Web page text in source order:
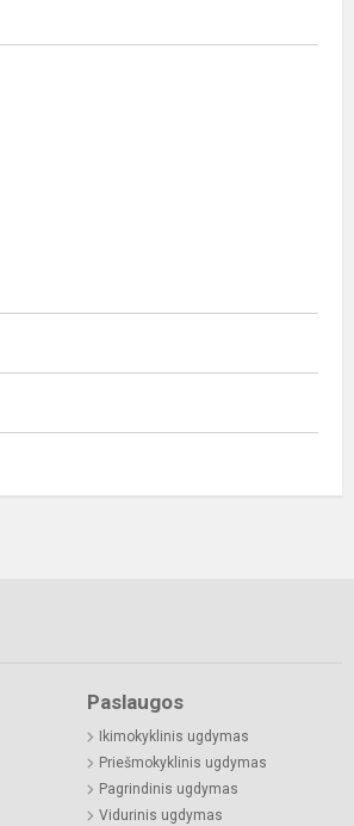
Paslaugos
Ikimokyklinis ugdymas
Priešmokyklinis ugdymas
Pagrindinis ugdymas
Vidurinis ugdymas